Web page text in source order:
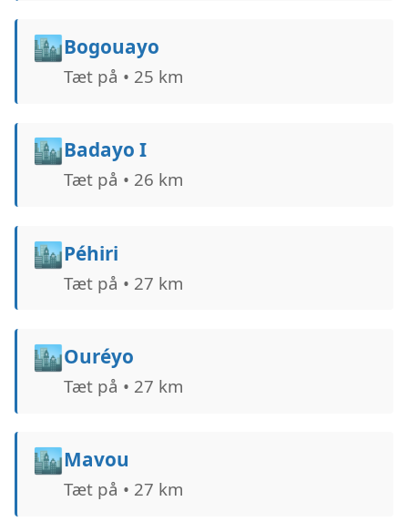
🏙️Bogouayo
Tæt på • 25 km
🏙️Badayo I
Tæt på • 26 km
🏙️Péhiri
Tæt på • 27 km
🏙️Ouréyo
Tæt på • 27 km
🏙️Mavou
Tæt på • 27 km